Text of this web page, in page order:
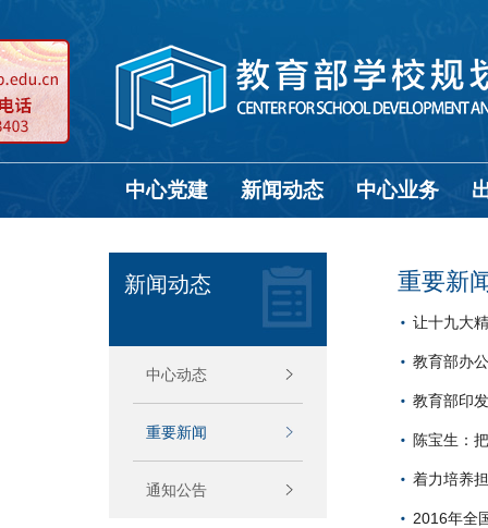
中心党建 新闻动态 中心业务
新闻动态
中心动态
重要新闻
通知公告
重要新
让十九大
教育部办
教育部印
陈宝生：
着力培养
2016年全